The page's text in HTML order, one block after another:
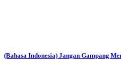
(Bahasa Indonesia) Jangan Gampang